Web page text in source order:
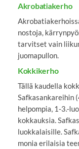
Akrobatiakerho
nostoja,
tarvitset vain
juomapullon.
Kokkikerho
Tällä kaudella
Safkasankareihin
helpompia, 1-3.-
kokkauksia.
luokkalaisille.
monia erilaisia